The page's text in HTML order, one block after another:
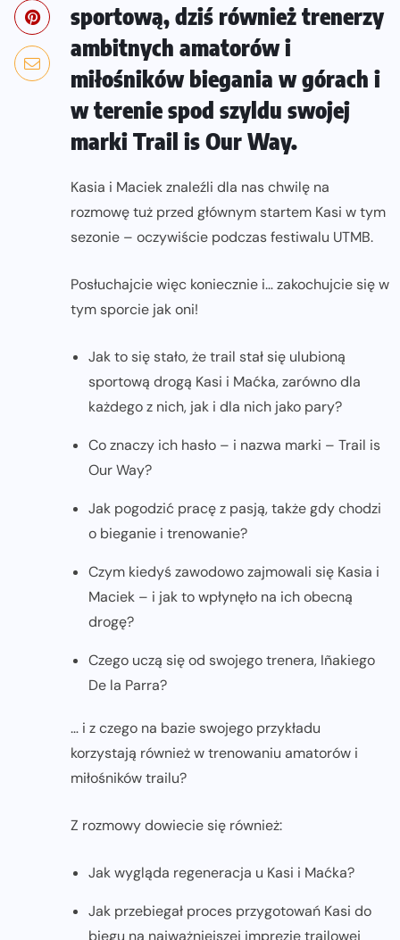
sportową, dziś również trenerzy
ambitnych amatorów i
miłośników biegania w górach i
w terenie spod szyldu swojej
marki Trail is Our Way.
Kasia i Maciek znaleźli dla nas chwilę na
rozmowę tuż przed głównym startem Kasi w tym
sezonie – oczywiście podczas festiwalu UTMB.
Posłuchajcie więc koniecznie i… zakochujcie się w
tym sporcie jak oni!
Jak to się stało, że trail stał się ulubioną
sportową drogą Kasi i Maćka, zarówno dla
każdego z nich, jak i dla nich jako pary?
Co znaczy ich hasło – i nazwa marki – Trail is
Our Way?
Jak pogodzić pracę z pasją, także gdy chodzi
o bieganie i trenowanie?
Czym kiedyś zawodowo zajmowali się Kasia i
Maciek – i jak to wpłynęło na ich obecną
drogę?
Czego uczą się od swojego trenera, Iñakiego
De la Parra?
… i z czego na bazie swojego przykładu
korzystają również w trenowaniu amatorów i
miłośników trailu?
Z rozmowy dowiecie się również:
Jak wygląda regeneracja u Kasi i Maćka?
Jak przebiegał proces przygotowań Kasi do
biegu na najważniejszej imprezie trailowej